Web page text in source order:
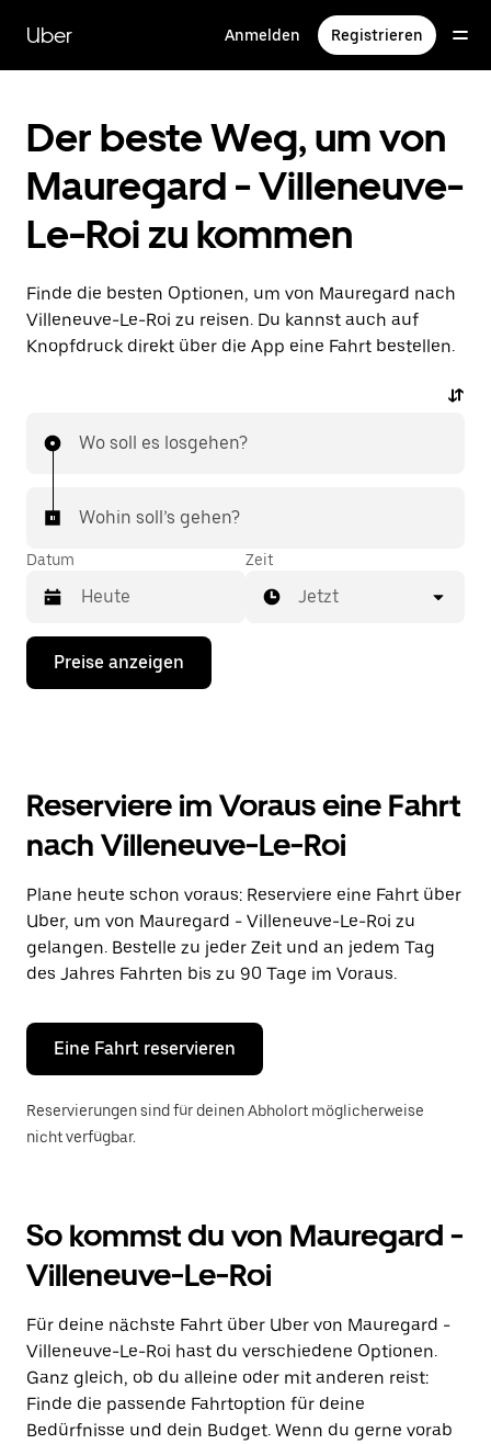
zum
Hauptinhalt
Uber Anmelden Registrieren
Der beste Weg, um von
Mauregard - Villeneuve-
Le-Roi zu kommen
Finde die besten Optionen, um von Mauregard nach
Villeneuve-Le-Roi zu reisen. Du kannst auch auf
Knopfdruck direkt über die App eine Fahrt bestellen.
Wo soll es losgehen?
Wohin soll’s gehen?
Datum
Drücke
Nach-
Kalender
interagieren
ein
Datum
auszuwählen.
Drücke
die
Escape-
um
den
Kalender
schließen.
Zeit
Jetzt
Preise anzeigen
Reserviere im Voraus eine Fahrt
nach Villeneuve-Le-Roi
Plane heute schon voraus: Reserviere eine Fahrt über
Uber, um von Mauregard - Villeneuve-Le-Roi zu
gelangen. Bestelle zu jeder Zeit und an jedem Tag
des Jahres Fahrten bis zu 90 Tage im Voraus.
Eine Fahrt reservieren
Reservierungen sind für deinen Abholort möglicherweise
nicht verfügbar.
So kommst du von Mauregard -
Villeneuve-Le-Roi
Für deine nächste Fahrt über Uber von Mauregard -
Villeneuve-Le-Roi hast du verschiedene Optionen.
Ganz gleich, ob du alleine oder mit anderen reist:
Finde die passende Fahrtoption für deine
Bedürfnisse und dein Budget. Wenn du gerne vorab